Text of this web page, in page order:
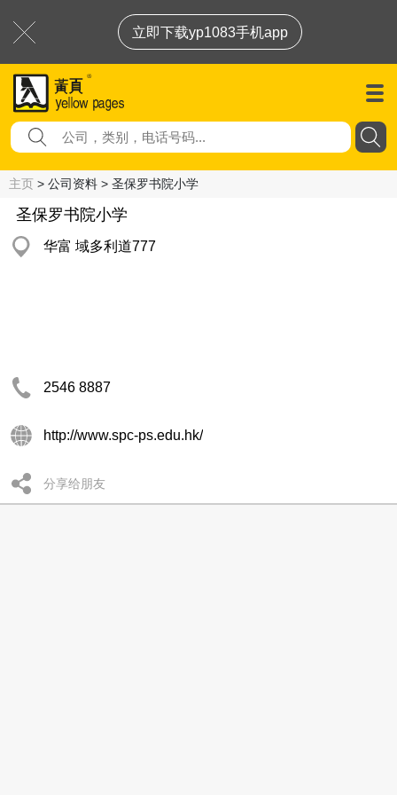
立即下载yp1083手机app
主页 > 公司资料 > 圣保罗书院小学
圣保罗书院小学
华富 域多利道777
2546 8887
http://www.spc-ps.edu.hk/
分享给朋友